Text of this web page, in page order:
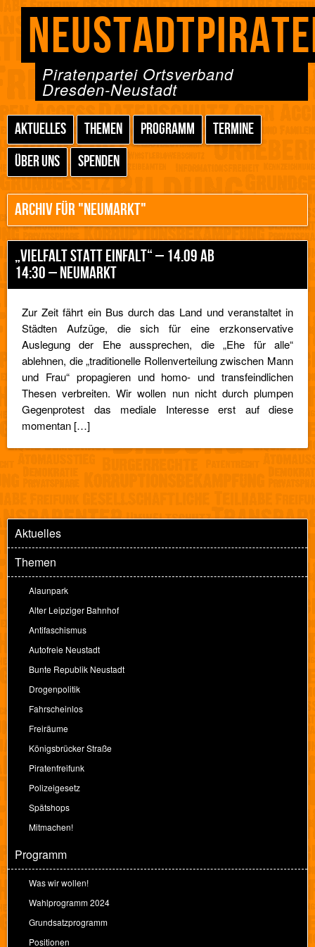
Piratenpartei Ortsverband
Dresden-Neustadt
AKTUELLES THEMEN PROGRAMM
TERMINE
ÜBER UNS
SPENDEN
ARCHIV FÜR "NEUMARKT"
„VIELFALT STATT EINFALT“ – 14.09 AB
14:30 – NEUMARKT
Zur Zeit fährt ein Bus durch das Land und veranstaltet in
Städten Aufzüge, die sich für eine erzkonservative
Auslegung der Ehe aussprechen, die „Ehe für alle“
ablehnen, die „traditionelle Rollenverteilung zwischen Mann
und Frau“ propagieren und homo- und transfeindlichen
Thesen verbreiten. Wir wollen nun nicht durch plumpen
Gegenprotest das mediale Interesse erst auf diese
momentan […]
Aktuelles
Themen
Alaunpark
Alter Leipziger Bahnhof
Antifaschismus
Autofreie Neustadt
Bunte Republik Neustadt
Drogenpolitik
Fahrscheinlos
Freiräume
Königsbrücker Straße
Piratenfreifunk
Polizeigesetz
Spätshops
Mitmachen!
Programm
Was wir wollen!
Wahlprogramm 2024
Grundsatzprogramm
Positionen